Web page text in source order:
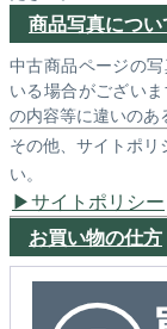
商品写真につい
中古商品ページの
いる場合がござい
の内容等に違いのあ
その他、サイトポリ
い。
サイトポリシー
お買い物の仕方